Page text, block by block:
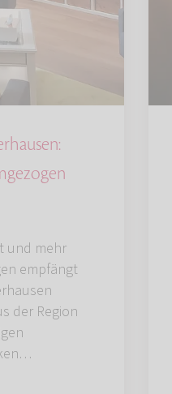
und mehr
empfängt
der Region